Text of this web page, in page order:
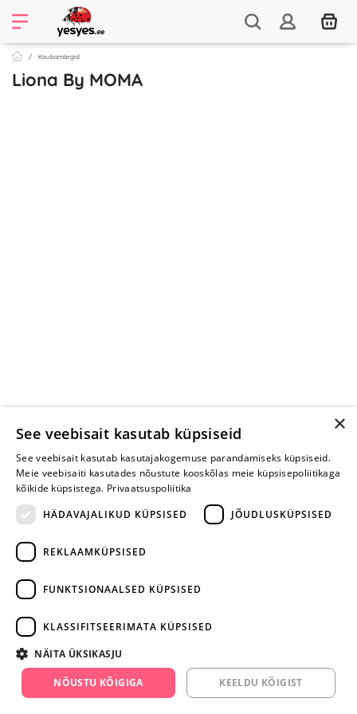
Kaubamärgid
Liona By MOMA
facebook.com/yesyes.ee
Instagram/yesyes.ee
×
See veebisait kasutab küpsiseid
See veebisait kasutab kasutajakogemuse parandamiseks küpsiseid.
Meie veebisaiti kasutades nõustute kooskõlas meie küpsisepoliitikaga
kõikide küpsistega. Privaatsuspoliitika
HÄDAVAJALIKUD KÜPSISED
JÕUDLUSKÜPSISED
REKLAAMKÜPSISED
FUNKTSIONAALSED KÜPSISED
KLASSIFITSEERIMATA KÜPSISED
NÄITA ÜKSIKASJU
NÕUSTU KÕIGIGA KEELDU KÕIGIST